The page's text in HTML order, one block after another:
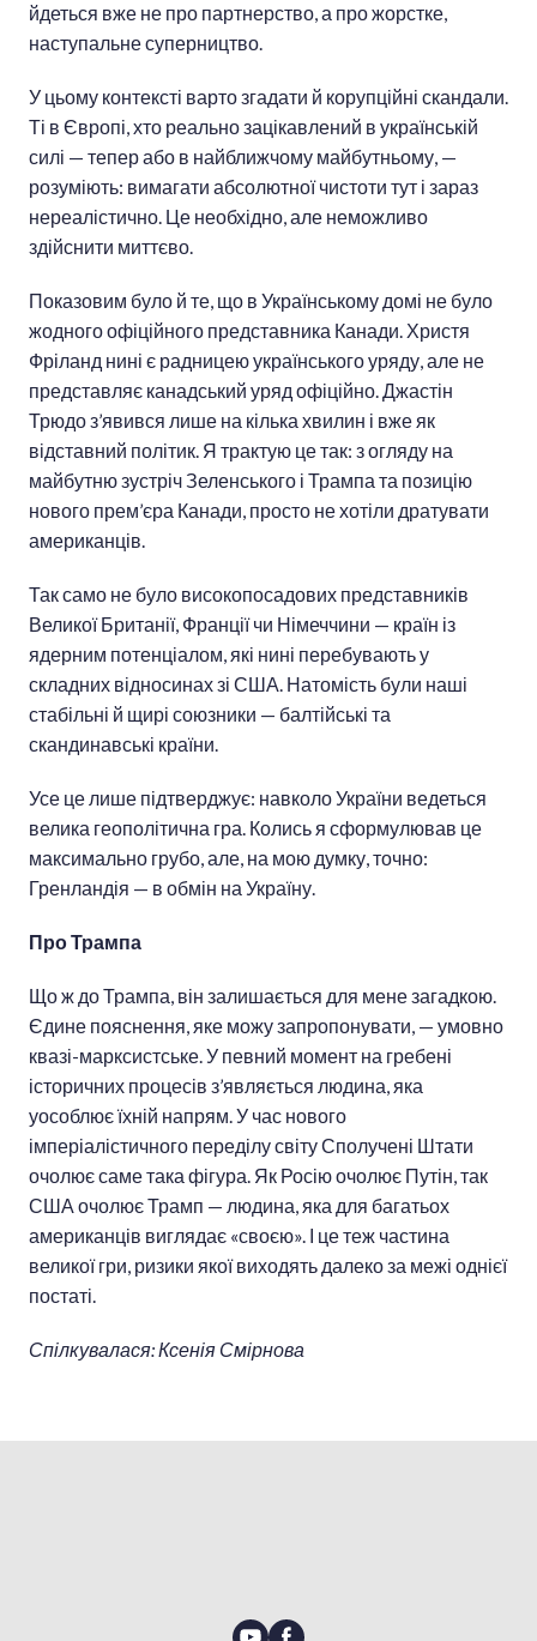
йдеться вже не про партнерство, а про жорстке,
наступальне суперництво.
У цьому контексті варто згадати й корупційні скандали.
Ті в Європі, хто реально зацікавлений в українській
силі — тепер або в найближчому майбутньому, —
розуміють: вимагати абсолютної чистоти тут і зараз
нереалістично. Це необхідно, але неможливо
здійснити миттєво.
Показовим було й те, що в Українському домі не було
жодного офіційного представника Канади. Христя
Фріланд нині є радницею українського уряду, але не
представляє канадський уряд офіційно. Джастін
Трюдо з’явився лише на кілька хвилин і вже як
відставний політик. Я трактую це так: з огляду на
майбутню зустріч Зеленського і Трампа та позицію
нового прем’єра Канади, просто не хотіли дратувати
американців.
Так само не було високопосадових представників
Великої Британії, Франції чи Німеччини — країн із
ядерним потенціалом, які нині перебувають у
складних відносинах зі США. Натомість були наші
стабільні й щирі союзники — балтійські та
скандинавські країни.
Усе це лише підтверджує: навколо України ведеться
велика геополітична гра. Колись я сформулював це
максимально грубо, але, на мою думку, точно:
Гренландія — в обмін на Україну.
Про Трампа
Що ж до Трампа, він залишається для мене загадкою.
Єдине пояснення, яке можу запропонувати, — умовно
квазі-марксистське. У певний момент на гребені
історичних процесів з’являється людина, яка
уособлює їхній напрям. У час нового
імперіалістичного переділу світу Сполучені Штати
очолює саме така фігура. Як Росію очолює Путін, так
США очолює Трамп — людина, яка для багатьох
американців виглядає «своєю». І це теж частина
великої гри, ризики якої виходять далеко за межі однієї
постаті.
Спілкувалася: Ксенія Смірнова